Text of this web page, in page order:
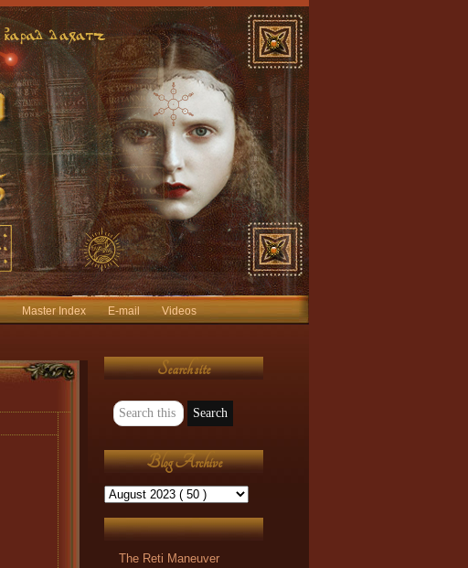
Master Index E-mail
Videos
Search site
Blog Archive
The Reti Maneuver